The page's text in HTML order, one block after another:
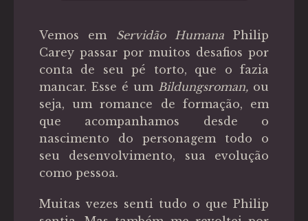
Vemos em Servidão HumanaPhilip
Carey passar por muitos desafios por
conta de seu pé torto, que o fazia
mancar. Esse é umBildungsroman, ou
seja, um romance de formação, em
que acompanhamos desde o
nascimento do personagem todo o
seu desenvolvimento, sua evolução
como pessoa.
Muitas vezes senti tudo o que Philip